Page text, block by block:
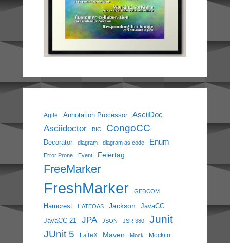
Agile Annotation Processor AsciiDoc
Asciidoctor BIC CongoCC
Decorator diagram diagram as code Enum
Error Prone Event Feiertag
FreeMarker
FreshMarker GEDCOM
Hamcrest HATEOAS Jackson JavaCC
JavaCC 21 JPA JSON JSR 380 Junit
JUnit 5 LaTeX Maven Mock Mockito